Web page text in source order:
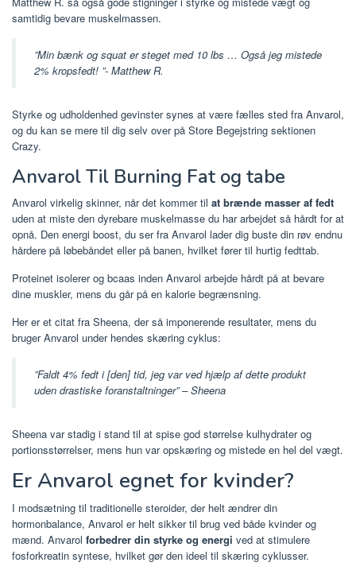
samtidig bevare muskelmassen.
”Min bænk og squat er steget med 10 lbs … Også jeg mistede
2% kropsfedt! ”- Matthew R.
Styrke og udholdenhed gevinster synes at være fælles sted fra Anvarol,
og du kan se mere til dig selv over på Store Begejstring sektionen
Crazy.
Anvarol Til Burning Fat og tabe
Anvarol virkelig skinner, når det kommer til at brænde masser af fedt
uden at miste den dyrebare muskelmasse du har arbejdet så hårdt for at
opnå. Den energi boost, du ser fra Anvarol lader dig buste din røv endnu
hårdere på løbebåndet eller på banen, hvilket fører til hurtig fedttab.
Proteinet isolerer og bcaas inden Anvarol arbejde hårdt på at bevare
dine muskler, mens du går på en kalorie begrænsning.
Her er et citat fra Sheena, der så imponerende resultater, mens du
bruger Anvarol under hendes skæring cyklus:
”Faldt 4% fedt i [den] tid, jeg var ved hjælp af dette produkt
uden drastiske foranstaltninger” – Sheena
Sheena var stadig i stand til at spise god størrelse kulhydrater og
portionsstørrelser, mens hun var opskæring og mistede en hel del vægt.
Er Anvarol egnet for kvinder?
I modsætning til traditionelle steroider, der helt ændrer din
hormonbalance, Anvarol er helt sikker til brug ved både kvinder og
mænd. Anvarol forbedrer din styrke og energi ved at stimulere
fosforkreatin syntese, hvilket gør den ideel til skæring cyklusser.